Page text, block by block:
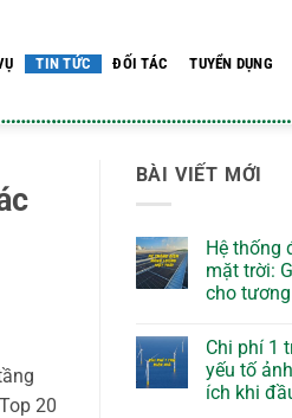
TIN TỨC ĐỐI TÁC TUYỂN DỤNG
20
BÀI VIẾT MỚI
Hệ thống
mặt trời:
cho
Chi phí 1
yếu tố
ích khi